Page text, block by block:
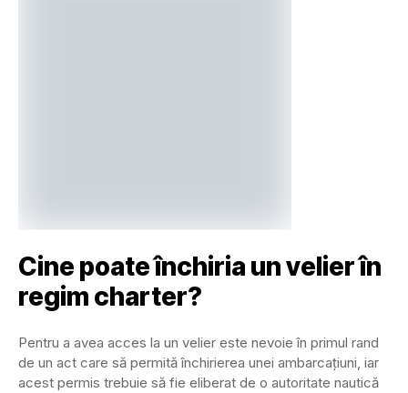
Cine poate închiria un velier în
regim charter?
Pentru a avea acces la un velier este nevoie în primul rand
de un act care să permită închirierea unei ambarcațiuni, iar
acest permis trebuie să fie eliberat de o autoritate nautică